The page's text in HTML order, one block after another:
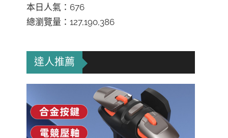
本日人氣：676
總瀏覽量：127,190,386
達人推薦